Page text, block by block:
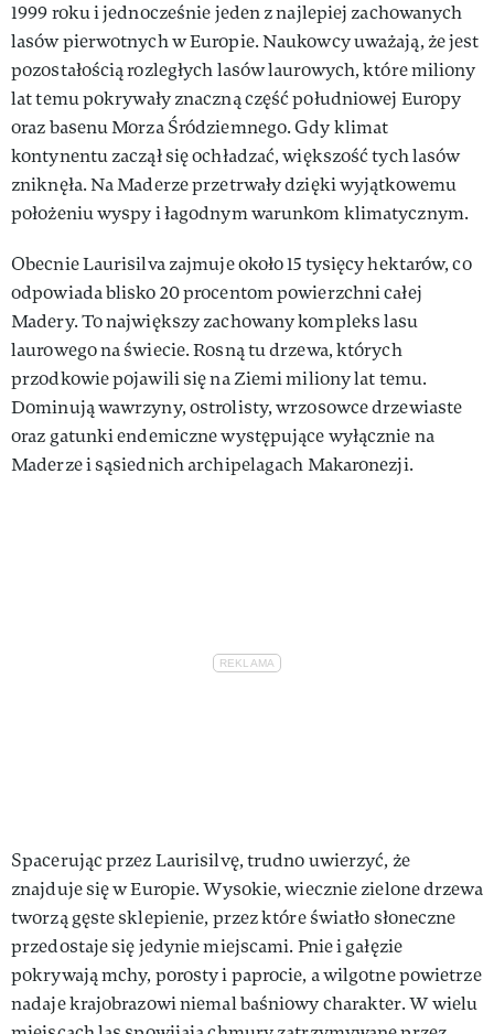
1999 roku i jednocześnie jeden z najlepiej zachowanych
lasów pierwotnych w Europie. Naukowcy uważają, że jest
pozostałością rozległych lasów laurowych, które miliony
lat temu pokrywały znaczną część południowej Europy
oraz basenu Morza Śródziemnego. Gdy klimat
kontynentu zaczął się ochładzać, większość tych lasów
zniknęła. Na Maderze przetrwały dzięki wyjątkowemu
położeniu wyspy i łagodnym warunkom klimatycznym.
Obecnie Laurisilva zajmuje około 15 tysięcy hektarów, co
odpowiada blisko 20 procentom powierzchni całej
Madery. To największy zachowany kompleks lasu
laurowego na świecie. Rosną tu drzewa, których
przodkowie pojawili się na Ziemi miliony lat temu.
Dominują wawrzyny, ostrolisty, wrzosowce drzewiaste
oraz gatunki endemiczne występujące wyłącznie na
Maderze i sąsiednich archipelagach Makaronezji.
Spacerując przez Laurisilvę, trudno uwierzyć, że
znajduje się w Europie. Wysokie, wiecznie zielone drzewa
tworzą gęste sklepienie, przez które światło słoneczne
przedostaje się jedynie miejscami. Pnie i gałęzie
pokrywają mchy, porosty i paprocie, a wilgotne powietrze
nadaje krajobrazowi niemal baśniowy charakter. W wielu